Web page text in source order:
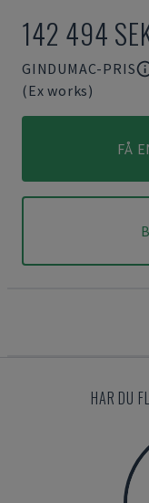
142 494
GINDUMAC-PRIS
(Ex works)
FÅ
HAR DU